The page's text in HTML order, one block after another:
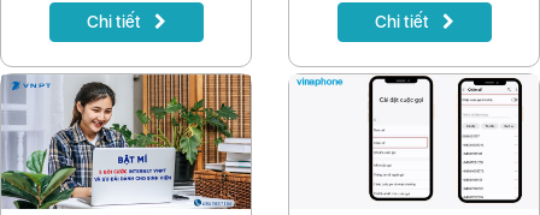
ngàn quà tặng giá trị trong
siêu khuyến mại mùa Tết của
Chi tiết
Sự kiện do Ủy ban Mặt trận
Tổ quốc Việt Nam thành phố
Thương Hà Nội tổ chức nhằm
công nhận những sản phẩm,
dịch vụ xuất sắc do các doanh
nghiệp Việt phát triển.
Chi tiết